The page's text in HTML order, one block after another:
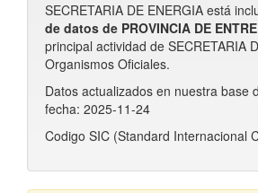
SECRETARIA DE ENERGIA está
de datos de PROVINCIA DE
principal actividad de SECRETARIA
Organismos Oficiales.
Datos actualizados en nuestra base
fecha: 2025-11-24
Codigo SIC (Standard Internacional